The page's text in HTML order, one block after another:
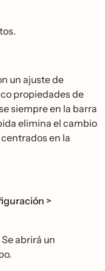
un ajuste de
propiedades de
siempre en la barra
elimina el cambio
en la
>
Se abrirá un